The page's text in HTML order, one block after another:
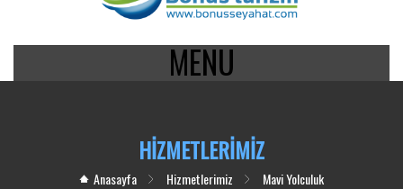
MENU
HİZMETLERİMİZ
Anasayfa Hizmetlerimiz Mavi Yolculuk